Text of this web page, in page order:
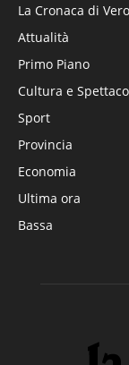
La Cronaca di
Attualità
Primo Piano
Cultura e
Sport
Provincia
Economia
Ultima ora
Bassa